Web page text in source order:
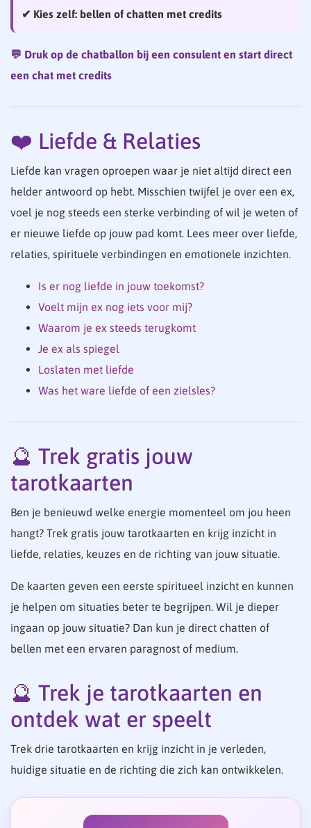
✔ Kies zelf: bellen of chatten met credits
💬 Druk op de chatballon bij een consulent en start direct
een chat met credits
❤️ Liefde & Relaties
Liefde kan vragen oproepen waar je niet altijd direct een
helder antwoord op hebt. Misschien twijfel je over een ex,
voel je nog steeds een sterke verbinding of wil je weten of
er nieuwe liefde op jouw pad komt. Lees meer over liefde,
relaties, spirituele verbindingen en emotionele inzichten.
Is er nog liefde in jouw toekomst?
Voelt mijn ex nog iets voor mij?
Waarom je ex steeds terugkomt
Je ex als spiegel
Loslaten met liefde
Was het ware liefde of een zielsles?
🔮 Trek gratis jouw
tarotkaarten
Ben je benieuwd welke energie momenteel om jou heen
hangt? Trek gratis jouw tarotkaarten en krijg inzicht in
liefde, relaties, keuzes en de richting van jouw situatie.
De kaarten geven een eerste spiritueel inzicht en kunnen
je helpen om situaties beter te begrijpen. Wil je dieper
ingaan op jouw situatie? Dan kun je direct chatten of
bellen met een ervaren paragnost of medium.
🔮 Trek je tarotkaarten en
ontdek wat er speelt
Trek drie tarotkaarten en krijg inzicht in je verleden,
huidige situatie en de richting die zich kan ontwikkelen.